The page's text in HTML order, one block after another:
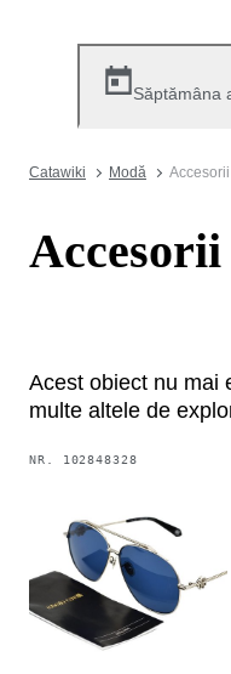
Săptămâna
Catawiki Modă
Acest obiect nu mai
multe altele de
NR. 102848328